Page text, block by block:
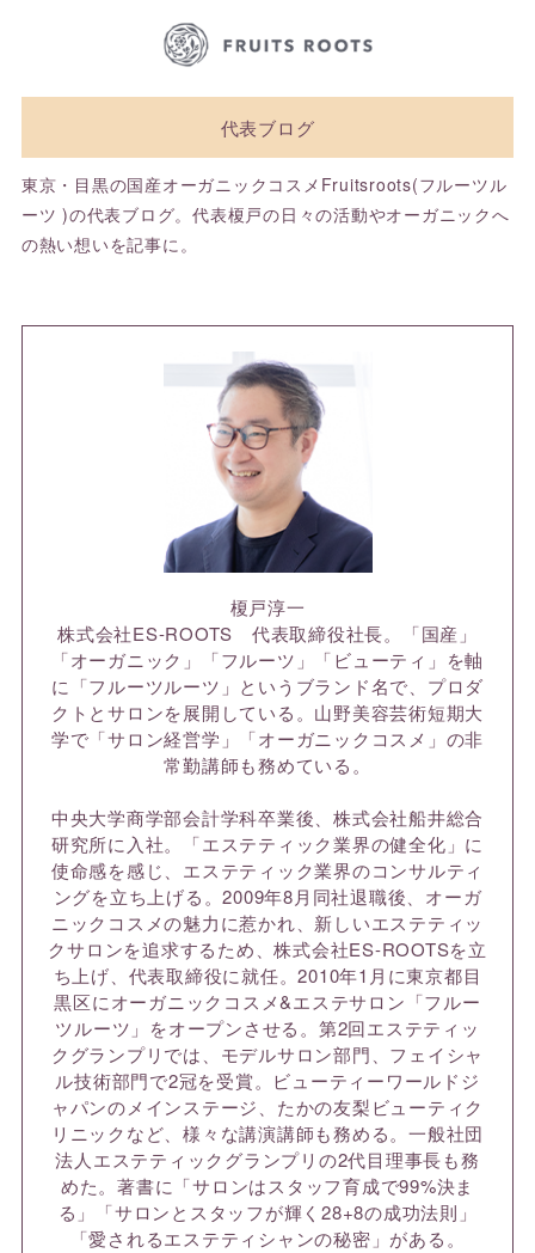
代表ブログ
東京・目黒の国産オーガニックコスメFruitsroots(フルーツル
ーツ )の代表ブログ。代表榎戸の日々の活動やオーガニックへ
の熱い想いを記事に。
榎戸淳一
株式会社ES-ROOTS 代表取締役社長。「国産」
「オーガニック」「フルーツ」「ビューティ」を軸
に「フルーツルーツ」というブランド名で、プロダ
クトとサロンを展開している。山野美容芸術短期大
学で「サロン経営学」「オーガニックコスメ」の非
常勤講師も務めている。
中央大学商学部会計学科卒業後、株式会社船井総合
研究所に入社。「エステティック業界の健全化」に
使命感を感じ、エステティック業界のコンサルティ
ングを立ち上げる。2009年8月同社退職後、オーガ
ニックコスメの魅力に惹かれ、新しいエステティッ
クサロンを追求するため、株式会社ES-ROOTSを立
ち上げ、代表取締役に就任。2010年1月に東京都目
黒区にオーガニックコスメ&エステサロン「フルー
ツルーツ」をオープンさせる。第2回エステティッ
クグランプリでは、モデルサロン部門、フェイシャ
ル技術部門で2冠を受賞。ビューティーワールドジ
ャパンのメインステージ、たかの友梨ビューティク
リニックなど、様々な講演講師も務める。一般社団
法人エステティックグランプリの2代目理事長も務
めた。著書に「サロンはスタッフ育成で99%決ま
る」「サロンとスタッフが輝く28+8の成功法則」
「愛されるエステティシャンの秘密」がある。